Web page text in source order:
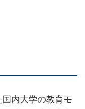
内大学の教育モ